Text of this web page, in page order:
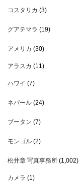
コスタリカ (3)
グアテマラ (19)
アメリカ (30)
アラスカ (11)
ハワイ (7)
ネパール (24)
ブータン (7)
モンゴル (2)
松井章 写真事務所 (1,002)
カメラ (1)